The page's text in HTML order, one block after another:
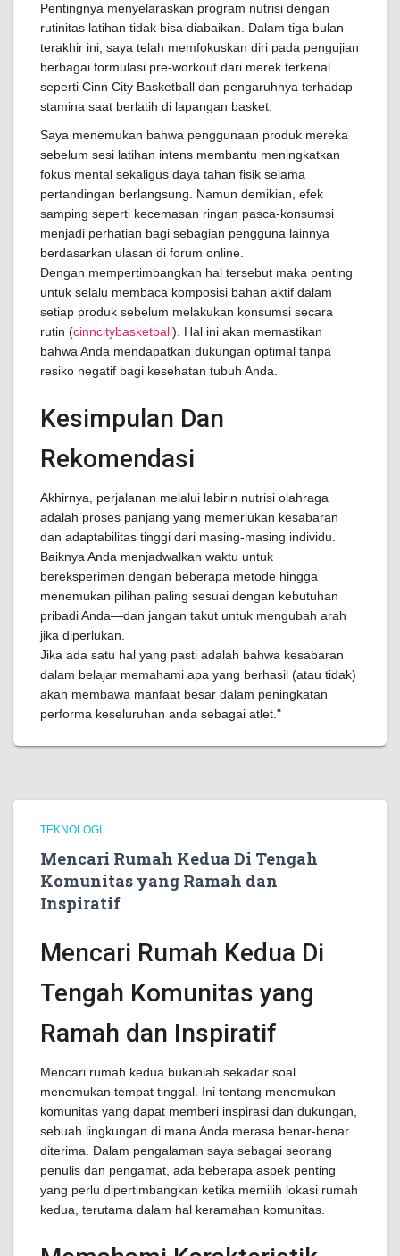
Pentingnya menyelaraskan program nutrisi dengan
rutinitas latihan tidak bisa diabaikan. Dalam tiga bulan
terakhir ini, saya telah memfokuskan diri pada pengujian
berbagai formulasi pre-workout dari merek terkenal
seperti Cinn City Basketball dan pengaruhnya terhadap
stamina saat berlatih di lapangan basket.
Saya menemukan bahwa penggunaan produk mereka
sebelum sesi latihan intens membantu meningkatkan
fokus mental sekaligus daya tahan fisik selama
pertandingan berlangsung. Namun demikian, efek
samping seperti kecemasan ringan pasca-konsumsi
menjadi perhatian bagi sebagian pengguna lainnya
berdasarkan ulasan di forum online.
Dengan mempertimbangkan hal tersebut maka penting
untuk selalu membaca komposisi bahan aktif dalam
setiap produk sebelum melakukan konsumsi secara
rutin (cinncitybasketball). Hal ini akan memastikan
bahwa Anda mendapatkan dukungan optimal tanpa
resiko negatif bagi kesehatan tubuh Anda.
Kesimpulan Dan
Rekomendasi
Akhirnya, perjalanan melalui labirin nutrisi olahraga
adalah proses panjang yang memerlukan kesabaran
dan adaptabilitas tinggi dari masing-masing individu.
Baiknya Anda menjadwalkan waktu untuk
bereksperimen dengan beberapa metode hingga
menemukan pilihan paling sesuai dengan kebutuhan
pribadi Anda—dan jangan takut untuk mengubah arah
jika diperlukan.
Jika ada satu hal yang pasti adalah bahwa kesabaran
dalam belajar memahami apa yang berhasil (atau tidak)
akan membawa manfaat besar dalam peningkatan
performa keseluruhan anda sebagai atlet."
TEKNOLOGI
Mencari Rumah Kedua Di Tengah
Komunitas yang Ramah dan
Inspiratif
Mencari Rumah Kedua Di
Tengah Komunitas yang
Ramah dan Inspiratif
Mencari rumah kedua bukanlah sekadar soal
menemukan tempat tinggal. Ini tentang menemukan
komunitas yang dapat memberi inspirasi dan dukungan,
sebuah lingkungan di mana Anda merasa benar-benar
diterima. Dalam pengalaman saya sebagai seorang
penulis dan pengamat, ada beberapa aspek penting
yang perlu dipertimbangkan ketika memilih lokasi rumah
kedua, terutama dalam hal keramahan komunitas.